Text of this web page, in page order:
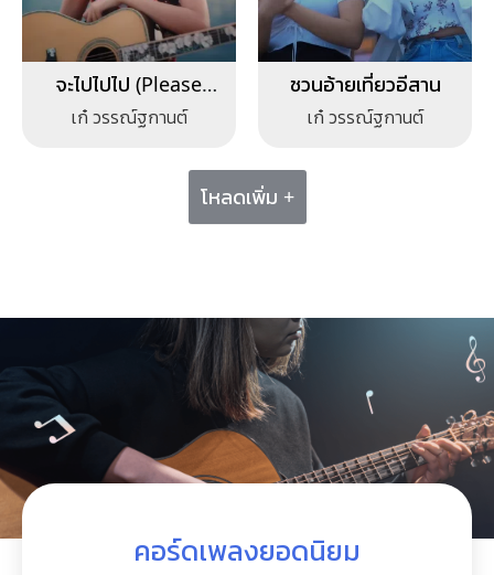
จะไปไปไป (Please
Don’t Go)
เก๋ วรรณ์ฐกานต์
ชวนอ้ายเที่ยวอีสาน
เก๋ วรรณ์ฐกานต์
โหลดเพิ่ม +
คอร์ดเพลงยอดนิยม